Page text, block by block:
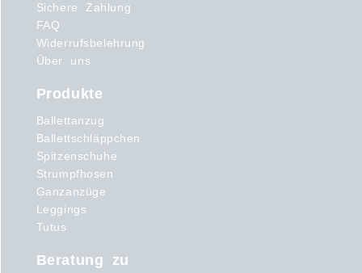
Sichere Zahlung
FAQ
Widerrufsbelehrung
Über uns
Produkte
Ballettanzug
Ballettschläppchen
Spitzenschuhe
Strumpfhosen
Ganzanzüge
Leggings
Tutus
Beratung zu